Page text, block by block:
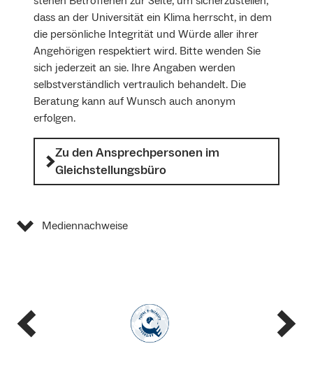
dass an der Universität ein Klima herrscht, in dem
die persönliche Integrität und Würde aller ihrer
Angehörigen respektiert wird. Bitte wenden Sie
sich jederzeit an sie. Ihre Angaben werden
selbstverständlich vertraulich behandelt. Die
Beratung kann auf Wunsch auch anonym
erfolgen.
Zu den Ansprechpersonen im
Gleichstellungsbüro
Mediennachweise